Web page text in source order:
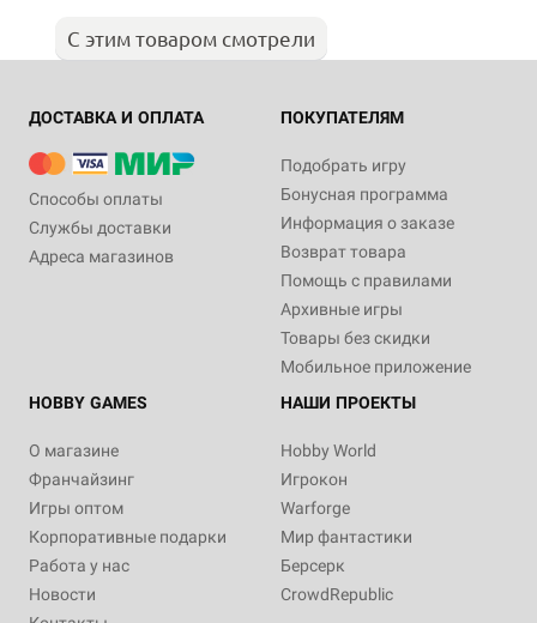
С этим товаром смотрели
ДОСТАВКА И ОПЛАТА
Способы оплаты
Службы доставки
Адреса магазинов
ПОКУПАТЕЛЯМ
Подобрать игру
Бонусная программа
Информация о заказе
Возврат товара
Помощь с правилами
Архивные игры
Товары без скидки
Мобильное приложение
HOBBY GAMES
О магазине
Франчайзинг
Игры оптом
Корпоративные подарки
Работа у нас
Новости
НАШИ ПРОЕКТЫ
Hobby World
Игрокон
Warforge
Мир фантастики
Берсерк
CrowdRepublic